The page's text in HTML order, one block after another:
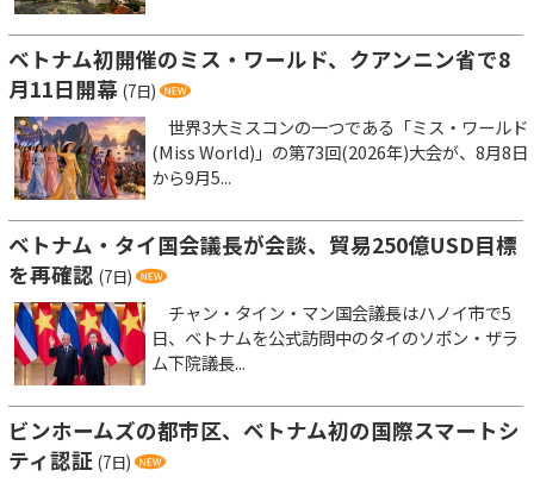
ベトナム初開催のミス・ワールド、クアンニン省で8
月11日開幕 (7日)
世界3大ミスコンの一つである「ミス・ワールド
(Miss World)」の第73回(2026年)大会が、8月8日
から9月5...
ベトナム・タイ国会議長が会談、貿易250億USD目標
を再確認 (7日)
チャン・タイン・マン国会議長はハノイ市で5
日、ベトナムを公式訪問中のタイのソポン・ザラ
ム下院議長...
ビンホームズの都市区、ベトナム初の国際スマートシ
ティ認証 (7日)